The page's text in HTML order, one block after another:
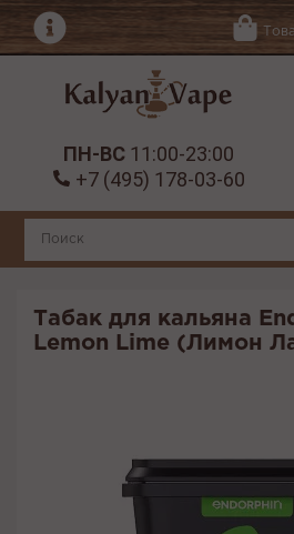
ПН-ВС 11:00-23:00
+7 (495) 178-03-60
Табак для кальяна
Lemon Lime (Лимон